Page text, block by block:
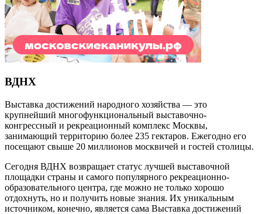
ВДНХ
Выставка достижений народного хозяйства — это
крупнейший многофункциональный выставочно-
конгрессный и рекреационный комплекс Москвы,
занимающий территорию более 235 гектаров. Ежегодно его
посещают свыше 20 миллионов москвичей и гостей столицы.
Сегодня ВДНХ возвращает статус лучшей выставочной
площадки страны и самого популярного рекреационно-
образовательного центра, где можно не только хорошо
отдохнуть, но и получить новые знания. Их уникальным
источником, конечно, является сама Выставка достижений